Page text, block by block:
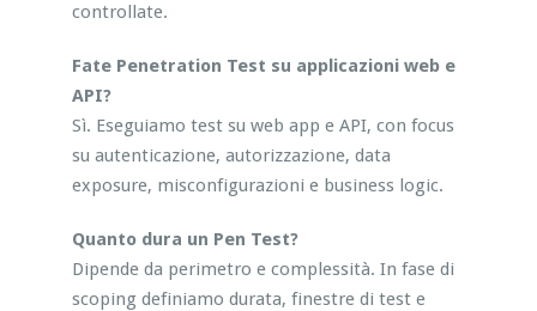
controllate.
Fate Penetration Test su applicazioni web e
API?
Sì. Eseguiamo test su web app e API, con focus
su autenticazione, autorizzazione, data
exposure, misconfigurazioni e business logic.
Quanto dura un Pen Test?
Dipende da perimetro e complessità. In fase di
scoping definiamo durata, finestre di test e